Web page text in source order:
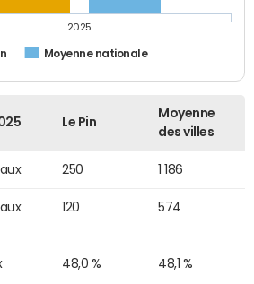
Moyenne nationale
2025
Le Pin
Moyenne
des villes
250 1 186
120 574
48,0 % 48,1 %